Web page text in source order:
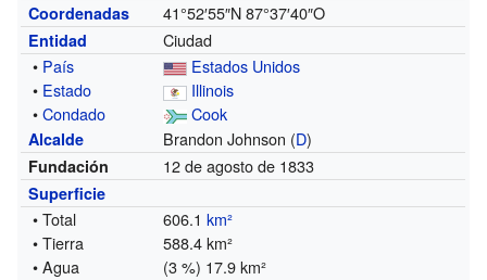
Coordenadas 41°52′55″N 87°37′40″O
Entidad
Ciudad
• País
Estados Unidos
• Estado
Illinois
•Condado Cook
Alcalde Brandon Johnson (D)
Fundación 12 de agosto de 1833
Superficie
• Total 606.1km²
• Tierra
588.4 km²
• Agua
(3 %) 17.9 km²